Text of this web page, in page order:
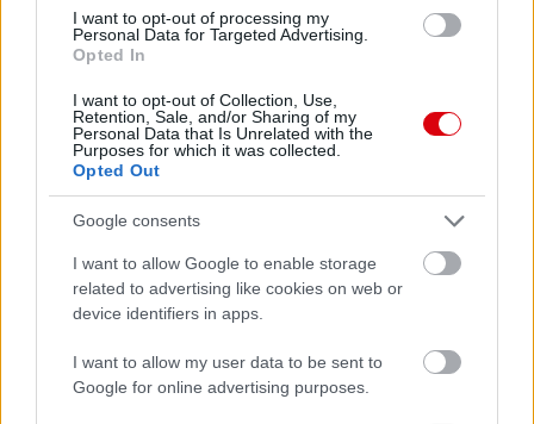
I want to opt-out of processing my
Personal Data for Targeted Advertising.
Opted In
I want to opt-out of Collection, Use,
Retention, Sale, and/or Sharing of my
Personal Data that Is Unrelated with the
Purposes for which it was collected.
Opted Out
Google consents
I want to allow Google to enable storage
related to advertising like cookies on web or
device identifiers in apps.
I want to allow my user data to be sent to
Google for online advertising purposes.